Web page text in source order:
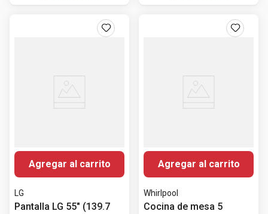
Agregar al carrito
LG
Pantalla LG 55" (139.7
Agregar al carrito
Whirlpool
Cocina de mesa 5